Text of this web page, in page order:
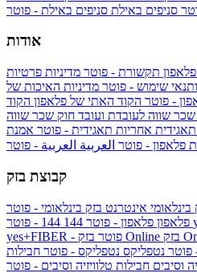
סניפים באילת סניפים באילת - פוטר
אודות
פלאפון תקשורת - פוטר מדיניות פרטיות
שימוש - פוטר מדיניות האיכות של
- פוטר הקוד האתי של פלאפון הקוד
שווה לעובדת ועובד חוק שכר שווה
אחריות תאגידית - פוטר אמנת
פלאפון - פוטר العربية العربية - פוטר
קבוצת בזק
אינטרנט בזק בינלאומי - פוטר
פלאפון פלאפון - פוטר 144
yes+FIBER - פוטר בזק Online
פוטר נטפליקס נטפליקס - פוטר חבילות
וסיבים חבילות טלוויזיה וסיבים - פוטר